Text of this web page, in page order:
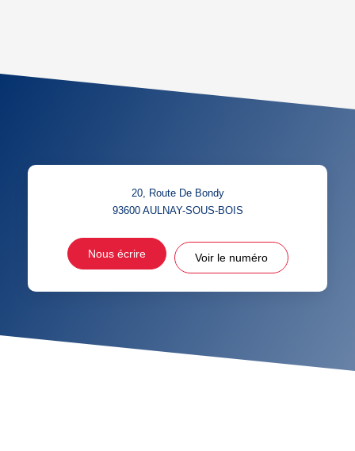
TAUX DE PROPRIÉTAIRES
DISTANCE DE L'AÉROPORT :
RÉSULTATS DES LYCÉES ECOLES ET CRÈCHES
RESTAURANTS ET CAFÉS COMMERCES
MÉDECINS
20, Route De Bondy
93600 AULNAY-SOUS-BOIS
Nous écrire Voir le numéro